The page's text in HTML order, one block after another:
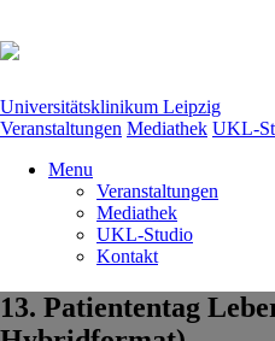
Universitätsklinikum Leipzig
Veranstaltungen Mediathek UKL-
Menu
Veranstaltungen
Mediathek
UKL-Studio
Kontakt
13. Patiententag